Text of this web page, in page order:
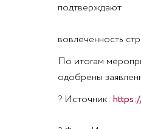
подтверждают
вовлеченность
По итогам
одобрены
?Источник: